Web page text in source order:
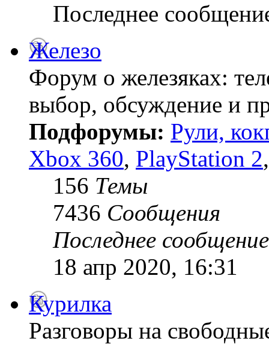
Последнее
Железо
Форум о железяках:
выбор, обсуждение и
Подфорумы: Рули,
Xbox 360, PlayStation 2
156 Темы
7436 Сообщения
Последнее сообщение
18 апр 2020, 16:31
Курилка
Разговоры на